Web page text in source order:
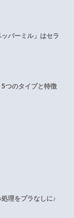
パーミル」はセラ
つのタイプと特徴
理をプラなしに♪